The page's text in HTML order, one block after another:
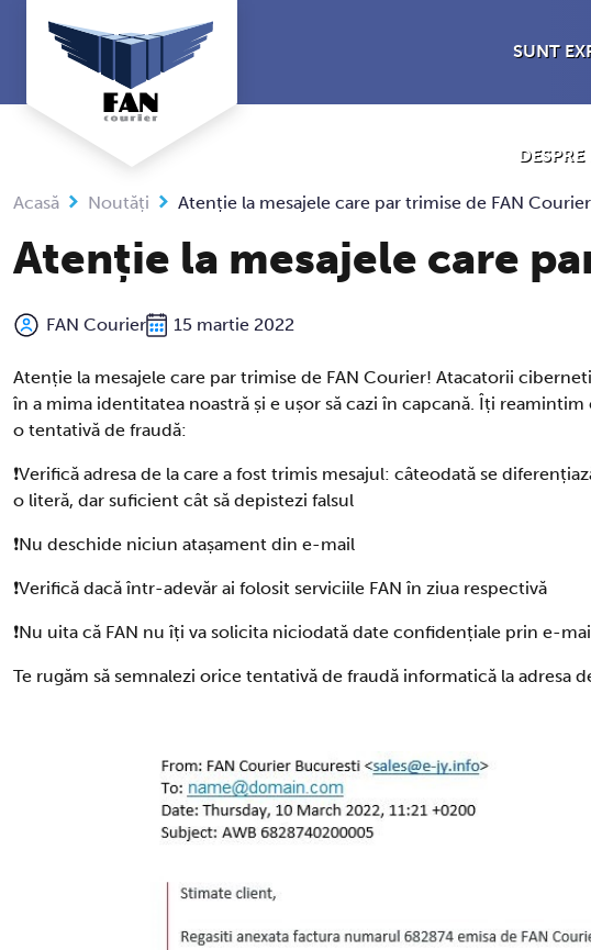
conținut
SUNT
Acasă Noutăți Atenție la mesajele care par trimise de FAN
Atenție la mesajele care
FAN Courier 15 martie 2022
Atenție la mesajele care par trimise de FAN Courier! Atacatorii
în a mima identitatea noastră și e ușor să cazi în capcană. Îți
o tentativă de fraudă:
❗Verifică adresa de la care a fost trimis mesajul: câteodată se
o literă, dar suficient cât să depistezi falsul
❗Nu deschide niciun atașament din e-mail
❗Verifică dacă într-adevăr ai folosit serviciile FAN în ziua respectivă
❗Nu uita că FAN nu îți va solicita niciodată date confidențiale prin e-
Te rugăm să semnalezi orice tentativă de fraudă informatică la adresa